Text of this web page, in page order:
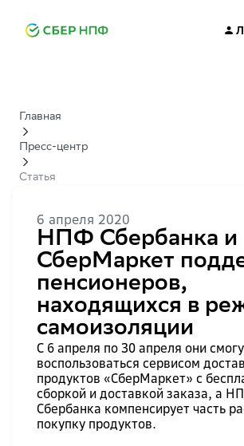
Главная
Пресс-центр
Статья
6 апреля 2020
НПФ Сбербанка и
СберМаркет
пенсионеров,
находящихся в
самоизоляции
С 6 апреля по 30 апреля они
воспользоваться сервисом
продуктов «СберМаркет» с
сборкой и доставкой заказа, а
Сбербанка компенсирует часть
покупку продуктов.